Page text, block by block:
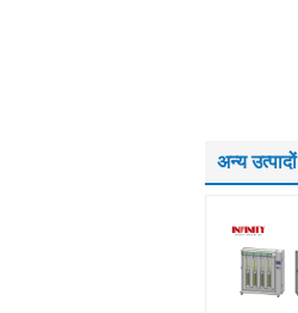
अन्य उत्पादों